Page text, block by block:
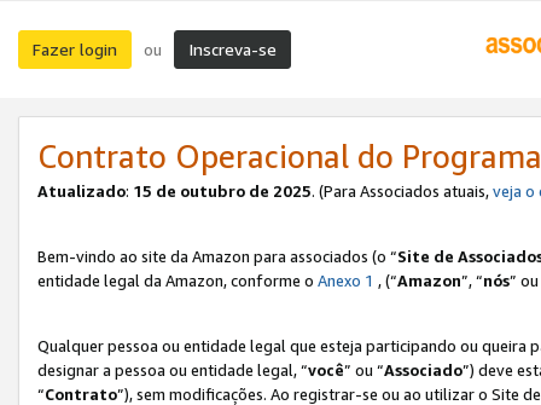
Fazer login ou Inscreva-se
Contrato Operacional do
Atualizado: 15 de outubro de 2025. (Para Associados atuais,veja o
Bem-vindo ao site da Amazon para associados (o “Site de
entidade legal da Amazon, conforme o Anexo 1 , (“Amazon”, “nós”
Qualquer pessoa ou entidade legal que esteja participando ou queira
designar a pessoa ou entidade legal, “você” ou “Associado”) deve
“Contrato”), sem modificações. Ao registrar-se ou ao utilizar o Site